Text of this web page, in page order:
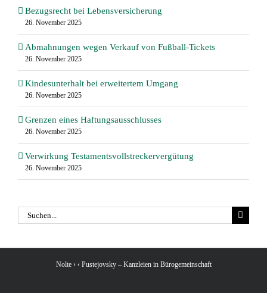
Bezugsrecht bei Lebensversicherung
26. November 2025
Abmahnungen wegen Verkauf von Fußball-Tickets
26. November 2025
Kindesunterhalt bei erweitertem Umgang
26. November 2025
Grenzen eines Haftungsausschlusses
26. November 2025
Verwirkung Testamentsvollstreckervergütung
26. November 2025
Suche
nach:
Nolte › ‹ Pustejovsky – Kanzleien in Bürogemeinschaft